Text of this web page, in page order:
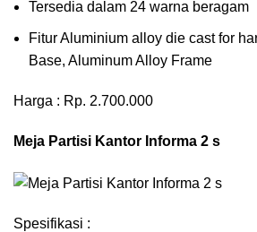
Tersedia dalam 24 warna beragam
Fitur Aluminium alloy die cast for
Base, Aluminum Alloy Frame
Harga : Rp. 2.700.000
Meja Partisi Kantor Informa 2 s
Spesifikasi :